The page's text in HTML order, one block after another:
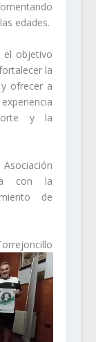
edades.
el objetivo
la
ofrecer a
y la
con la
de